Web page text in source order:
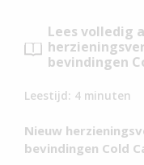
Lees volledig
bevindingen
Leestijd: 4 minuten
Nieuw
bevindingen Cold